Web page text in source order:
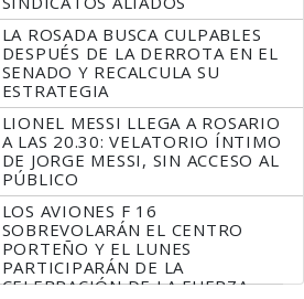
LA ROSADA BUSCA CULPABLES
DESPUÉS DE LA DERROTA EN EL
SENADO Y RECALCULA SU
ESTRATEGIA
LIONEL MESSI LLEGA A ROSARIO
A LAS 20.30: VELATORIO ÍNTIMO
DE JORGE MESSI, SIN ACCESO AL
PÚBLICO
LOS AVIONES F 16
SOBREVOLARÁN EL CENTRO
PORTEÑO Y EL LUNES
PARTICIPARÁN DE LA
CELEBRACIÓN DE LA FUERZA